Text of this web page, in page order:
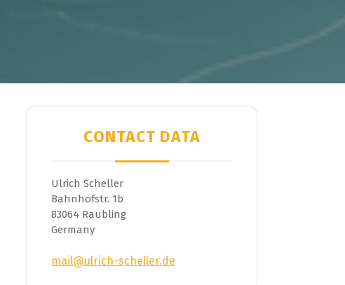
CONTACT DATA
Ulrich Scheller
Bahnhofstr. 1b
83064 Raubling
Germany
mail@ulrich-scheller.de